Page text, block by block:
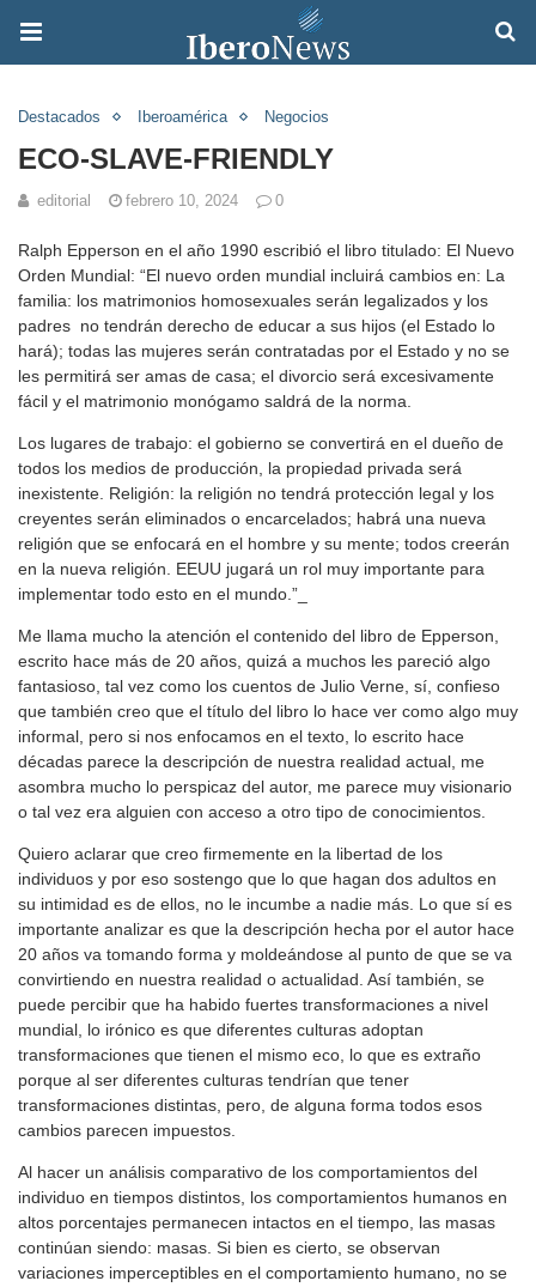
Destacados Iberoamérica Negocios
ECO-SLAVE-FRIENDLY
editorial febrero 10, 2024 0
Ralph Epperson en el año 1990 escribió el libro titulado: El Nuevo
Orden Mundial: “El nuevo orden mundial incluirá cambios en: La
familia: los matrimonios homosexuales serán legalizados y los
padres no tendrán derecho de educar a sus hijos (el Estado lo
hará); todas las mujeres serán contratadas por el Estado y no se
les permitirá ser amas de casa; el divorcio será excesivamente
fácil y el matrimonio monógamo saldrá de la norma.
Los lugares de trabajo: el gobierno se convertirá en el dueño de
todos los medios de producción, la propiedad privada será
inexistente. Religión: la religión no tendrá protección legal y los
creyentes serán eliminados o encarcelados; habrá una nueva
religión que se enfocará en el hombre y su mente; todos creerán
en la nueva religión. EEUU jugará un rol muy importante para
implementar todo esto en el mundo.”_
Me llama mucho la atención el contenido del libro de Epperson,
escrito hace más de 20 años, quizá a muchos les pareció algo
fantasioso, tal vez como los cuentos de Julio Verne, sí, confieso
que también creo que el título del libro lo hace ver como algo muy
informal, pero si nos enfocamos en el texto, lo escrito hace
décadas parece la descripción de nuestra realidad actual, me
asombra mucho lo perspicaz del autor, me parece muy visionario
o tal vez era alguien con acceso a otro tipo de conocimientos.
Quiero aclarar que creo firmemente en la libertad de los
individuos y por eso sostengo que lo que hagan dos adultos en
su intimidad es de ellos, no le incumbe a nadie más. Lo que sí es
importante analizar es que la descripción hecha por el autor hace
20 años va tomando forma y moldeándose al punto de que se va
convirtiendo en nuestra realidad o actualidad. Así también, se
puede percibir que ha habido fuertes transformaciones a nivel
mundial, lo irónico es que diferentes culturas adoptan
transformaciones que tienen el mismo eco, lo que es extraño
porque al ser diferentes culturas tendrían que tener
transformaciones distintas, pero, de alguna forma todos esos
cambios parecen impuestos.
Al hacer un análisis comparativo de los comportamientos del
individuo en tiempos distintos, los comportamientos humanos en
altos porcentajes permanecen intactos en el tiempo, las masas
continúan siendo: masas. Si bien es cierto, se observan
variaciones imperceptibles en el comportamiento humano, no se